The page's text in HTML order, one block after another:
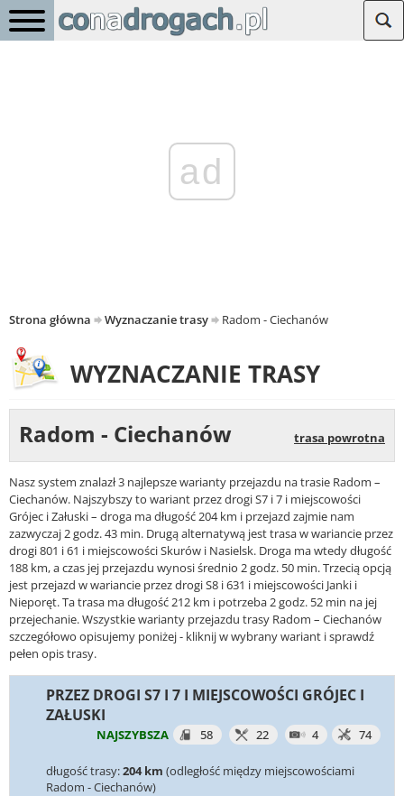
ad
Strona główna Wyznaczanie trasy Radom - Ciechanów
WYZNACZANIE TRASY
Radom - Ciechanów trasa powrotna
Nasz system znalazł 3 najlepsze warianty przejazdu na trasie Radom –
Ciechanów. Najszybszy to wariant przez drogi S7 i 7 i miejscowości
Grójec i Załuski – droga ma długość 204 km i przejazd zajmie nam
zazwyczaj 2 godz. 43 min. Drugą alternatywą jest trasa w wariancie przez
drogi 801 i 61 i miejscowości Skurów i Nasielsk. Droga ma wtedy długość
188 km, a czas jej przejazdu wynosi średnio 2 godz. 50 min. Trzecią opcją
jest przejazd w wariancie przez drogi S8 i 631 i miejscowości Janki i
Nieporęt. Ta trasa ma długość 212 km i potrzeba 2 godz. 52 min na jej
przejechanie. Wszystkie warianty przejazdu trasy Radom – Ciechanów
szczegółowo opisujemy poniżej - kliknij w wybrany wariant i sprawdź
pełen opis trasy.
PRZEZ DROGI S7 I 7 I MIEJSCOWOŚCI GRÓJEC I
ZAŁUSKI
NAJSZYBSZA 58 22 4 74
długość trasy:204 km (odległość między miejscowościami
Radom - Ciechanów)